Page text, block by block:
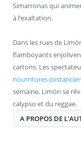
Simarronas qui
à l’exaltation.
Dans les rues de
flamboyants
cartons. Les
nourritures
semaine, Limón se
calypso et du reggae.
A PROPOS DE